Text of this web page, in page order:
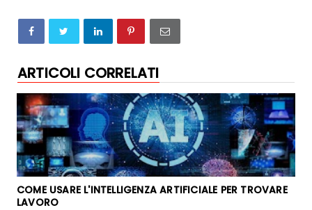
ARTICOLI CORRELATI
COME USARE L'INTELLIGENZA ARTIFICIALE PER TROVARE
LAVORO